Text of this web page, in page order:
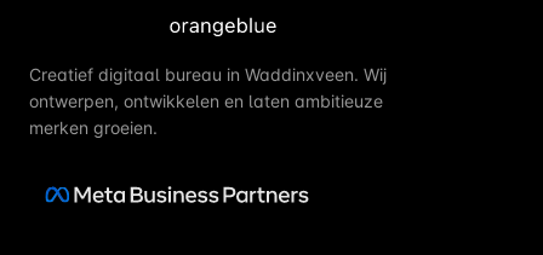
Creatief digitaal bureau in Waddinxveen. Wij
ontwerpen, ontwikkelen en laten ambitieuze
merken groeien.